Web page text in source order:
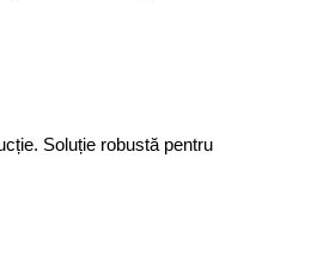
Soluție robustă pentru